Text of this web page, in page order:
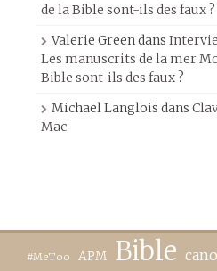
de la Bible sont-ils des faux ?
Valerie Greendans
Les manuscrits de la mer
Bible sont-ils des faux ?
Michael Langlois dans
Mac
#MeToo APM Bible